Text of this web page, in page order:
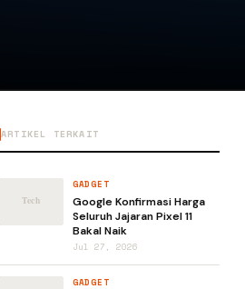
ARTIKEL TERKAIT
GADGET
Google Konfirmasi Harga
Seluruh Jajaran Pixel 11
Bakal Naik
Jul 27, 2026
GADGET